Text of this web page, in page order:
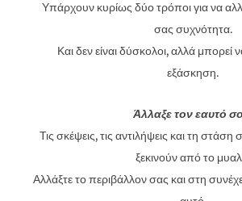
Υπάρχουν κυρίως δύο τρόποι για να
σας συχνότητα.
Και δεν είναι δύσκολοι, αλλά μπορεί
εξάσκηση.
Άλλαξε τον εαυτό
Τις σκέψεις, τις αντιλήψεις και τη στάση
ξεκινούν από το
Αλλάξτε το περιβάλλον σας και στη